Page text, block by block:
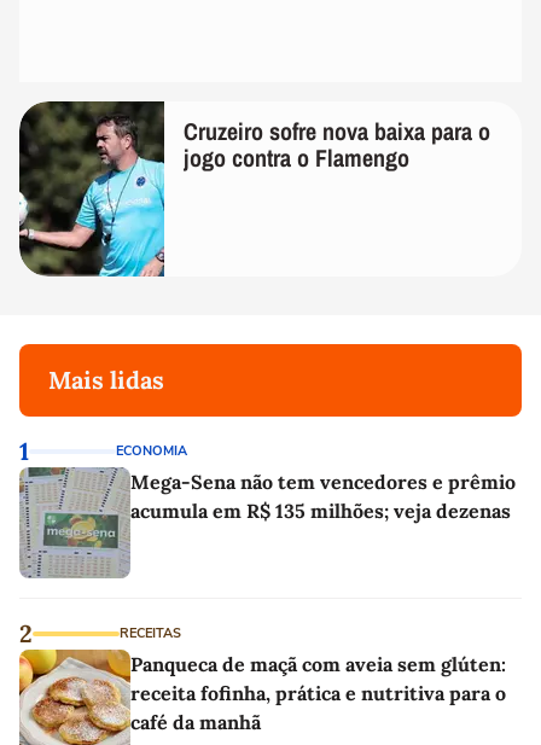
Cruzeiro sofre nova baixa para o
jogo contra o Flamengo
Mais lidas
1 ECONOMIA
Mega-Sena não tem vencedores e prêmio
acumula em R$ 135 milhões; veja dezenas
2 RECEITAS
Panqueca de maçã com aveia sem glúten:
receita fofinha, prática e nutritiva para o
café da manhã